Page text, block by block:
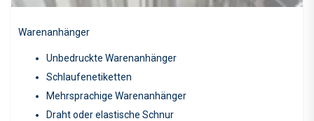
Warenanhänger
Unbedruckte Warenanhänger
Schlaufenetiketten
Mehrsprachige Warenanhänger
Draht oder elastische Schnur